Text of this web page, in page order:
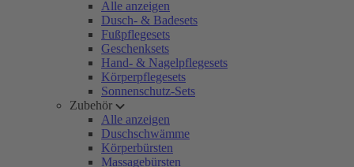
Alle anzeigen
Dusch- & Badesets
Fußpflegesets
Geschenksets
Hand- & Nagelpflegesets
Körperpflegesets
Sonnenschutz-Sets
Zubehör
Alle anzeigen
Duschschwämme
Körperbürsten
Massagebürsten